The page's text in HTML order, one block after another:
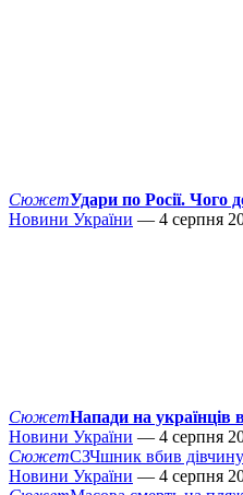
СюжетУдари по Росії. Чого
Новини України — 4 серпня
СюжетНапади на українців
Новини України — 4 серпня
СюжетСЗЧшник вбив
Новини України — 4 серпня